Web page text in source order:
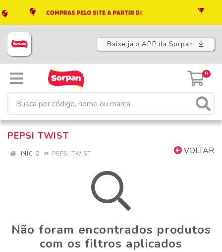
Baixe já o APP da Sorpan
0
PEPSI TWIST
VOLTAR
INÍCIO PEPSI TWIST
Não foram encontrados produtos
com os filtros aplicados